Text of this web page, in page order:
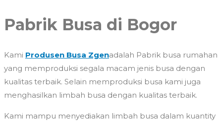
Pabrik Busa di Bogor
Kami Produsen Busa Zgenadalah Pabrik busa rumahan
yang memproduksi segala macam jenis busa dengan
kualitas terbaik. Selain memproduksi busa kami juga
menghasilkan limbah busa dengan kualitas terbaik.
Kami mampu menyediakan limbah busa dalam kuantity